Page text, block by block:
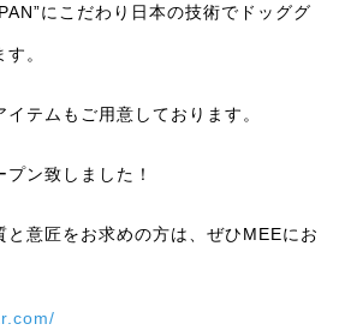
にこだわり日本の技術でドッググ
。
テムもご用意しております。
ン致しました！
と意匠をお求めの方は、ぜひMEEにお